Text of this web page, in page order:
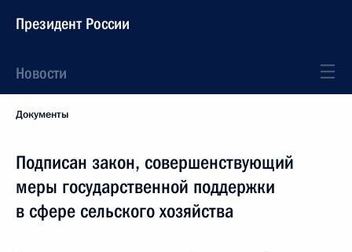
Президент России
Новости
Документы
Подписан закон, совершенствующий
меры государственной поддержки
в сфере сельского хозяйства